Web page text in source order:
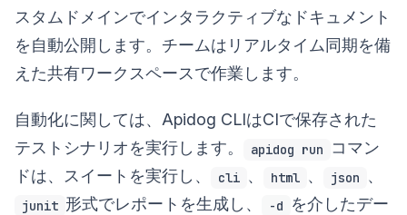
スタムドメインでインタラクティブなドキュメント
を自動公開します。チームはリアルタイム同期を備
えた共有ワークスペースで作業します。
自動化に関しては、Apidog CLIはCIで保存された
テストシナリオを実行します。
apidog run
コマン
ドは、スイートを実行し、
cli 、 html 、 json 、
junit 形式でレポートを生成し、 -d
を介したデー